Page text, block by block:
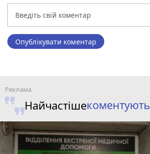
Опублікувати коментар
Найчастішекоментують